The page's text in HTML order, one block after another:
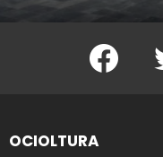
Facebook
OCIOLTURA